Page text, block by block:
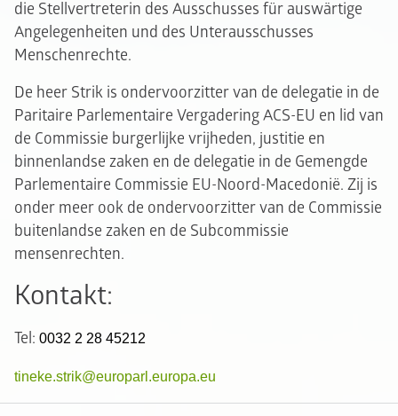
die Stellvertreterin des Ausschusses für auswärtige
Angelegenheiten und des Unterausschusses
Menschenrechte.
De heer Strik is ondervoorzitter van de delegatie in de
Paritaire Parlementaire Vergadering ACS-EU en lid van
de Commissie burgerlijke vrijheden, justitie en
binnenlandse zaken en de delegatie in de Gemengde
Parlementaire Commissie EU-Noord-Macedonië. Zij is
onder meer ook de ondervoorzitter van de Commissie
buitenlandse zaken en de Subcommissie
mensenrechten.
Kontakt:
Tel: 0032 2 28 45212
tineke.strik@europarl.europa.eu